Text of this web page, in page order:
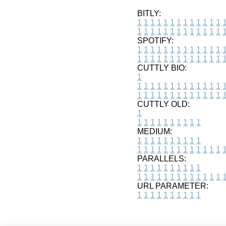
BITLY:
1 1 1 1 1 1 1 1 1 1 1 1 1 1
1 1 1 1 1 1 1 1 1 1 1 1 1 1
SPOTIFY:
1 1 1 1 1 1 1 1 1 1 1 1 1 1
1 1 1 1 1 1 1 1 1 1 1 1 1 1
CUTTLY BIO:
1
1 1 1 1 1 1 1 1 1 1 1 1 1 1
1 1 1 1 1 1 1 1 1 1 1 1 1 1
CUTTLY OLD:
1
1 1 1 1 1 1 1 1 1 1
MEDIUM:
1 1 1 1 1 1 1 1 1 1
1 1 1 1 1 1 1 1 1 1 1 1 1 1
PARALLELS:
1 1 1 1 1 1 1 1 1 1
1 1 1 1 1 1 1 1 1 1 1 1 1 1
URL PARAMETER:
1 1 1 1 1 1 1 1 1 1